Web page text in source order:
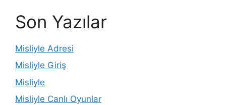
Son Yazılar
Misliyle Adresi
Misliyle Giriş
Misliyle
Misliyle Canlı Oyunlar